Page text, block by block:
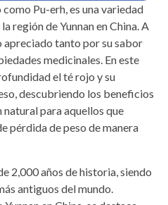
Pu-erh, es una variedad
región de Yunnan en China. A
apreciado tanto por su sabor
medicinales. En este
el té rojo y su
descubriendo los beneficios
para aquellos que
pérdida de peso de manera
2,000 años de historia, siendo
antiguos del mundo.